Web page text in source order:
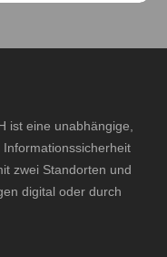
ist eine unabhängige,
zwei Standorten und
digital oder durch